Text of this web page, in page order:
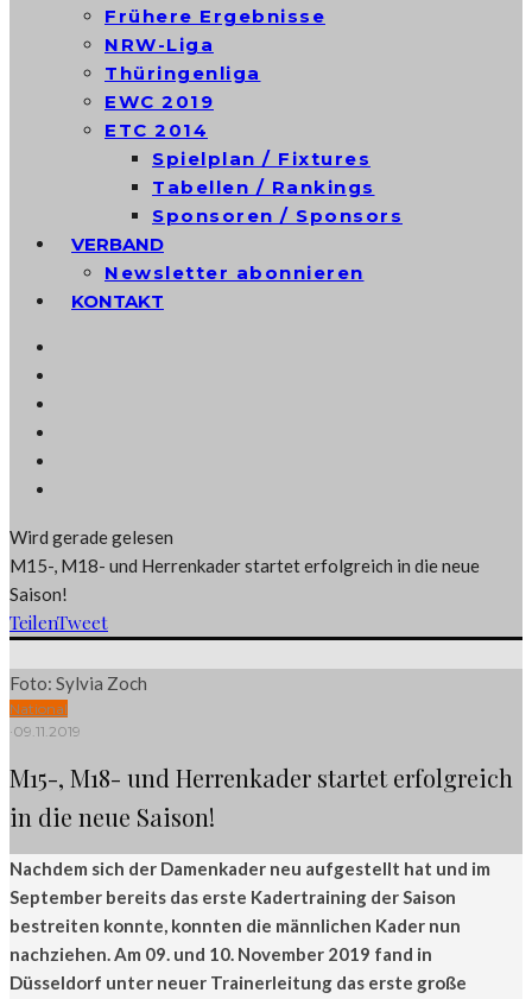
Frühere Ergebnisse
NRW-Liga
Thüringenliga
EWC 2019
ETC 2014
Spielplan / Fixtures
Tabellen / Rankings
Sponsoren / Sponsors
VERBAND
Newsletter abonnieren
KONTAKT
Wird gerade gelesen
M15-, M18- und Herrenkader startet erfolgreich in die neue
Saison!
TeilenTweet
Foto: Sylvia Zoch
National
·09.11.2019
M15-, M18- und Herrenkader startet erfolgreich
in die neue Saison!
Nachdem sich der Damenkader neu aufgestellt hat und im
September bereits das erste Kadertraining der Saison
bestreiten konnte, konnten die männlichen Kader nun
nachziehen. Am 09. und 10. November 2019 fand in
Düsseldorf unter neuer Trainerleitung das erste große